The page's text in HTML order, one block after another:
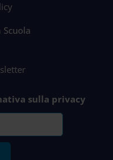
sulla privacy